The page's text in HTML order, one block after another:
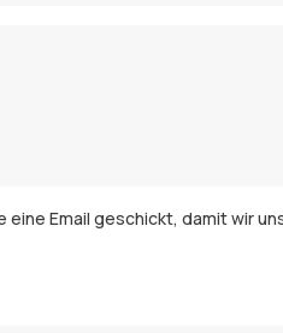
Email geschickt, damit wir